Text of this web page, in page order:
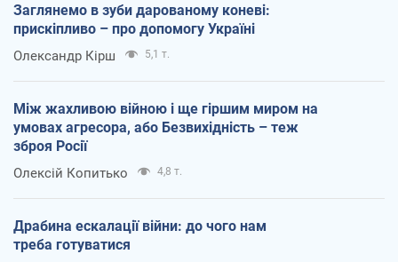
Заглянемо в зуби дарованому коневі:
прискіпливо – про допомогу Україні
Олександр Кірш 5,1 т.
Між жахливою війною і ще гіршим миром на
умовах агресора, або Безвихідність – теж
зброя Росії
Олексій Копитько 4,8 т.
Драбина ескалації війни: до чого нам
треба готуватися